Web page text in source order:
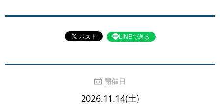
LINEで送る
開催日
2026.11.14(土)